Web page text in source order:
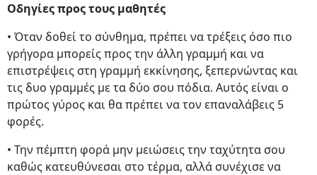
Οδηγίες προς τους μαθητές
• Όταν δοθεί το σύνθημα, πρέπει να τρέξεις όσο πιο
γρήγορα μπορείς προς την άλλη γραμμή και να
επιστρέψεις στη γραμμή εκκίνησης, ξεπερνώντας και
τις δυο γραμμές με τα δύο σου πόδια. Αυτός είναι ο
πρώτος γύρος και θα πρέπει να τον επαναλάβεις 5
φορές.
• Την πέμπτη φορά μην μειώσεις την ταχύτητα σου
καθώς κατευθύνεσαι στο τέρμα, αλλά συνέχισε να